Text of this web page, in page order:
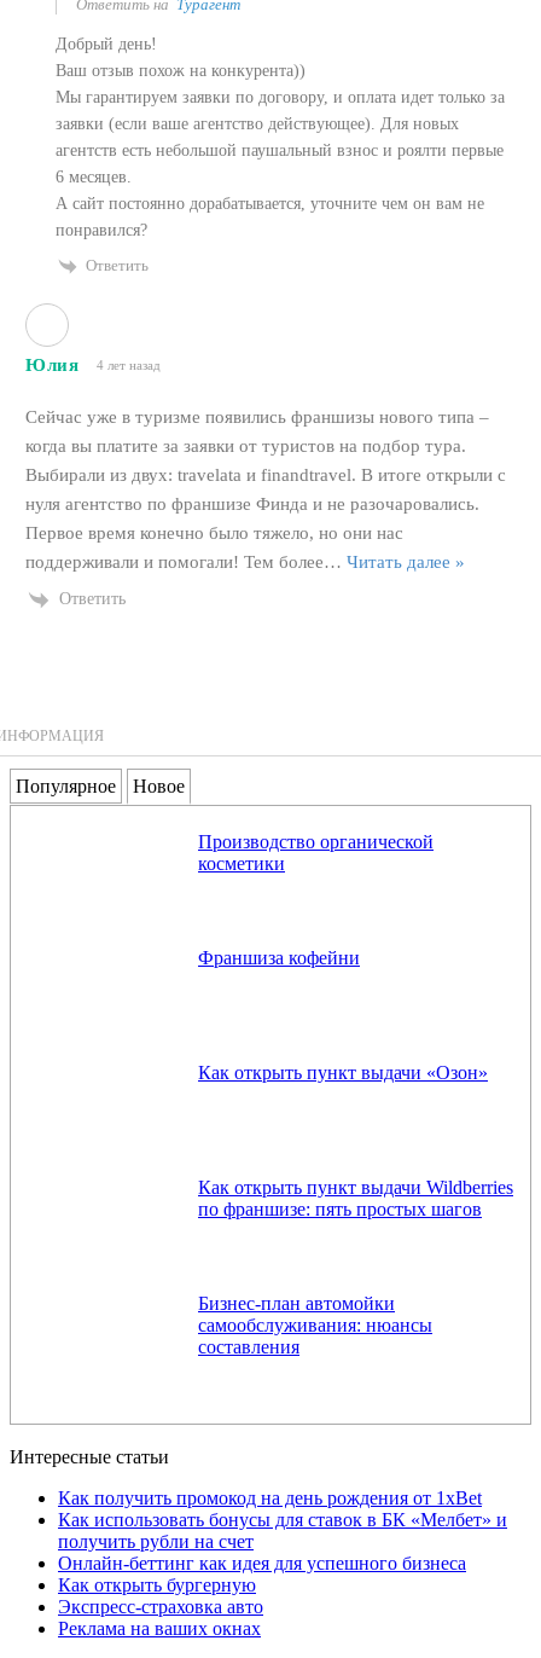
Ответить на Турагент
Добрый день!
Ваш отзыв похож на конкурента))
Мы гарантируем заявки по договору, и оплата идет только за
заявки (если ваше агентство действующее). Для новых
агентств есть небольшой паушальный взнос и роялти первые
6 месяцев.
А сайт постоянно дорабатывается, уточните чем он вам не
понравился?
Ответить
Юлия 4 лет назад
Сейчас уже в туризме появились франшизы нового типа –
когда вы платите за заявки от туристов на подбор тура.
Выбирали из двух: travelata и finandtravel. В итоге открыли с
нуля агентство по франшизе Финда и не разочаровались.
Первое время конечно было тяжело, но они нас
поддерживали и помогали! Тем более… Читать далее »
Ответить
Популярное Новое
Производство органической
косметики
Франшиза кофейни
Как открыть пункт выдачи «Озон»
Как открыть пункт выдачи Wildberries
по франшизе: пять простых шагов
Бизнес-план автомойки
самообслуживания: нюансы
составления
Интересные статьи
Как получить промокод на день рождения от 1xBet
Как использовать бонусы для ставок в БК «Мелбет» и
получить рубли на счет
Онлайн-беттинг как идея для успешного бизнеса
Как открыть бургерную
Экспресс-страховка авто
Реклама на ваших окнах